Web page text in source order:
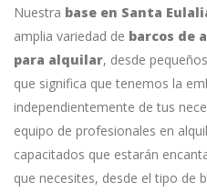
Nuestra base en Santa
amplia variedad de barcos de
para alquilar, desde
que significa que tenemos la
independientemente de tus
equipo de profesionales en
capacitados que estarán
que necesites, desde el tipo de